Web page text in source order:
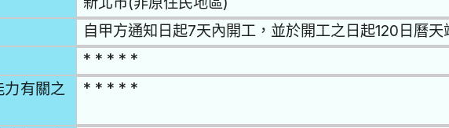
自甲方通知日起7天內開工，並於開工之日起120日曆天
* * * * *
力有關之
* * * * *